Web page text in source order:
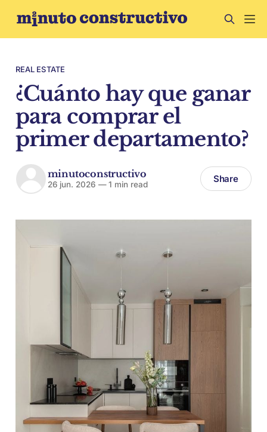
REAL ESTATE
¿Cuánto hay que ganar
para comprar el
primer departamento?
minutoconstructivo
26 jun. 2026 —1 min read Share